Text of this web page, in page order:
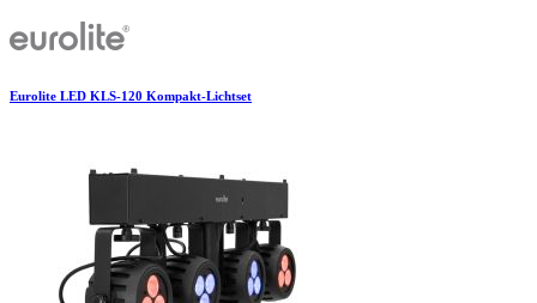
Eurolite LED KLS-120 Kompakt-Lichtset